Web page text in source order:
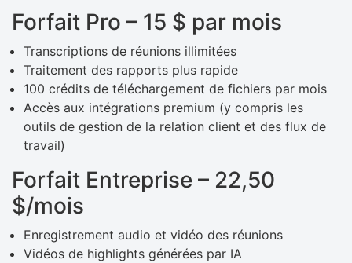
Forfait Pro – 15 $ par mois
Transcriptions de réunions illimitées
Traitement des rapports plus rapide
100 crédits de téléchargement de fichiers par mois
Accès aux intégrations premium (y compris les
outils de gestion de la relation client et des flux de
travail)
Forfait Entreprise – 22,50
$/mois
Enregistrement audio et vidéo des réunions
Vidéos de highlights générées par IA